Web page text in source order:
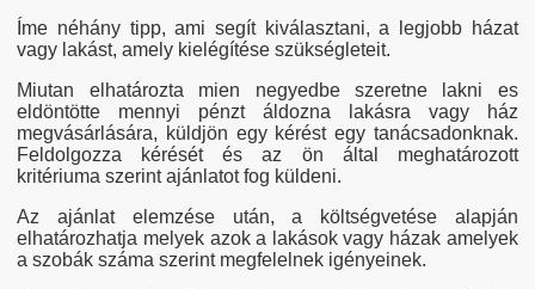
Plopilor
Salicea
Semicentral
Someseni
Sopor
Zorilor
Íme néhány tipp, ami segít kiválasztani, a legjobb házat
vagy lakást, amely kielégítése szükségleteit.
Miutan elhatározta mien negyedbe szeretne lakni es
eldöntötte mennyi pénzt áldozna lakásra vagy ház
megvásárlására, küldjön egy kérést egy tanácsadonknak.
Feldolgozza kérését és az ön által meghatározott
kritériuma szerint ajánlatot fog küldeni.
Az ajánlat elemzése után, a költségvetése alapján
elhatározhatja melyek azok a lakások vagy házak amelyek
a szobák száma szerint megfelelnek igényeinek.